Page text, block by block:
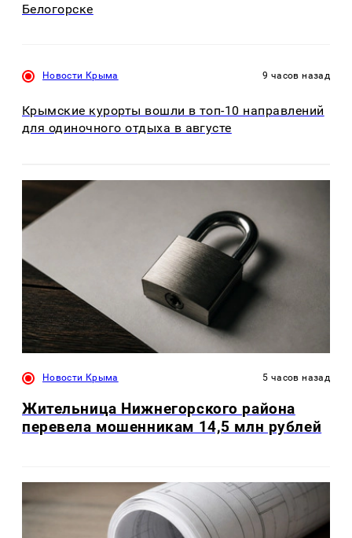
Белогорске
Новости Крыма 9 часов назад
Крымские курорты вошли в топ-10 направлений
для одиночного отдыха в августе
Новости Крыма 5 часов назад
Жительница Нижнегорского района
перевела мошенникам 14,5 млн рублей